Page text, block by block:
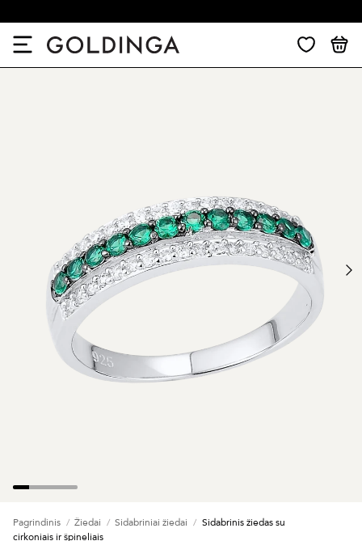
Pagrindinis Žiedai Sidabriniai žiedai
Sidabrinis žiedas su
cirkoniais ir špineliais